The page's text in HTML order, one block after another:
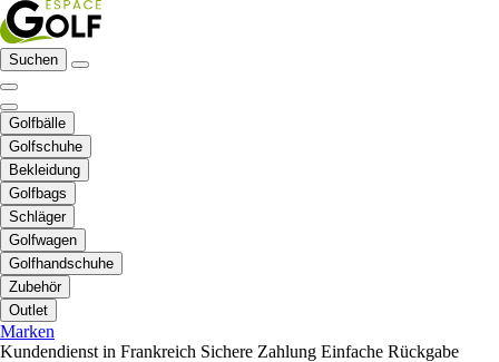
Suchen
Golfbälle
Golfschuhe
Bekleidung
Golfbags
Schläger
Golfwagen
Golfhandschuhe
Zubehör
Outlet
Marken
Kundendienst in Frankreich Sichere Zahlung Einfache Rückgabe